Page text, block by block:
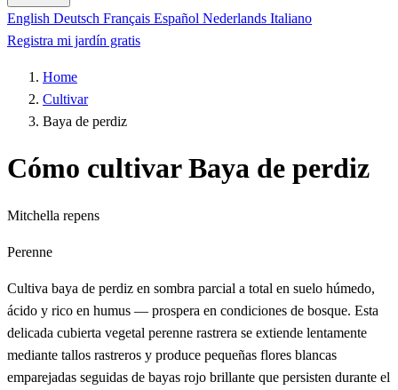
English Deutsch Français Español Nederlands Italiano
Registra mi jardín gratis
Home
Cultivar
Baya de perdiz
Cómo cultivar Baya de perdiz
Mitchella repens
Perenne
Cultiva baya de perdiz en sombra parcial a total en suelo húmedo,
ácido y rico en humus — prospera en condiciones de bosque. Esta
delicada cubierta vegetal perenne rastrera se extiende lentamente
mediante tallos rastreros y produce pequeñas flores blancas
emparejadas seguidas de bayas rojo brillante que persisten durante el